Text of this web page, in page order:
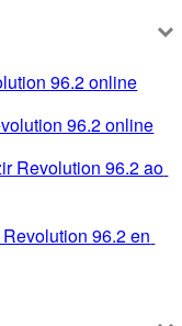
96.2 online
96.2 online
Revolution 96.2 ao
96.2 en